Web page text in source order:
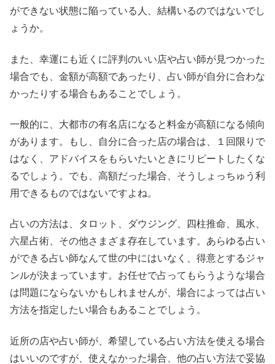
ができない状態に陥っている人、結構いるのではないでし
ょうか。
また、幸運にも近くに評判のいい店や占い師が見つかった
場合でも、金額が高額であったり、占い師が自分に合わな
かったりする場合もあることでしょう。
一般的に、大都市の有名店になると料金が高額になる傾向
があります。もし、自分に合った店の場合は、１回限りで
はなく、アドバイスをもらいたいときにリピートしたくな
るでしょう。でも、高額だった場合、そうしょっちゅう利
用できるものではないですよね。
占いの方法は、タロット、ダウジング、四柱推命、風水、
六星占術、その他さまざま存在しています。あらゆる占い
ができる占い師なんて世の中にはいなく、得意とするジャ
ンルが決まっています。お任せで占ってもらうような場合
は問題にならないかもしれませんが、場合によっては占い
方法を指定したい場合もあることでしょう。
近所の店や占い師が、希望している占い方法を使える場合
はいいのですが、使えなかった場合、他の占い方法で妥協